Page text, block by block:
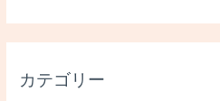
カテゴリー